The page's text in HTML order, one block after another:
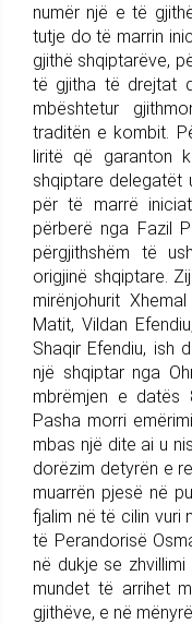
numër një e të
tutje do të marrin
gjithë shqiptarëve,
të gjitha të drejtat
mbështetur
traditën e kombit.
liritë që garanton
shqiptare delegatët
për të marrë
përberë nga Fazil
përgjithshëm të
origjinë shqiptare.
mirënjohurit
Matit, Vildan
Shaqir Efendiu, ish
një shqiptar nga
mbrëmjen e
Pasha morri
mbas një dite ai u
dorëzim detyrën e
muarrën pjesë në
fjalim në të cilin vuri
të Perandorisë
në dukje se
mundet të arrihet
gjithëve, e në